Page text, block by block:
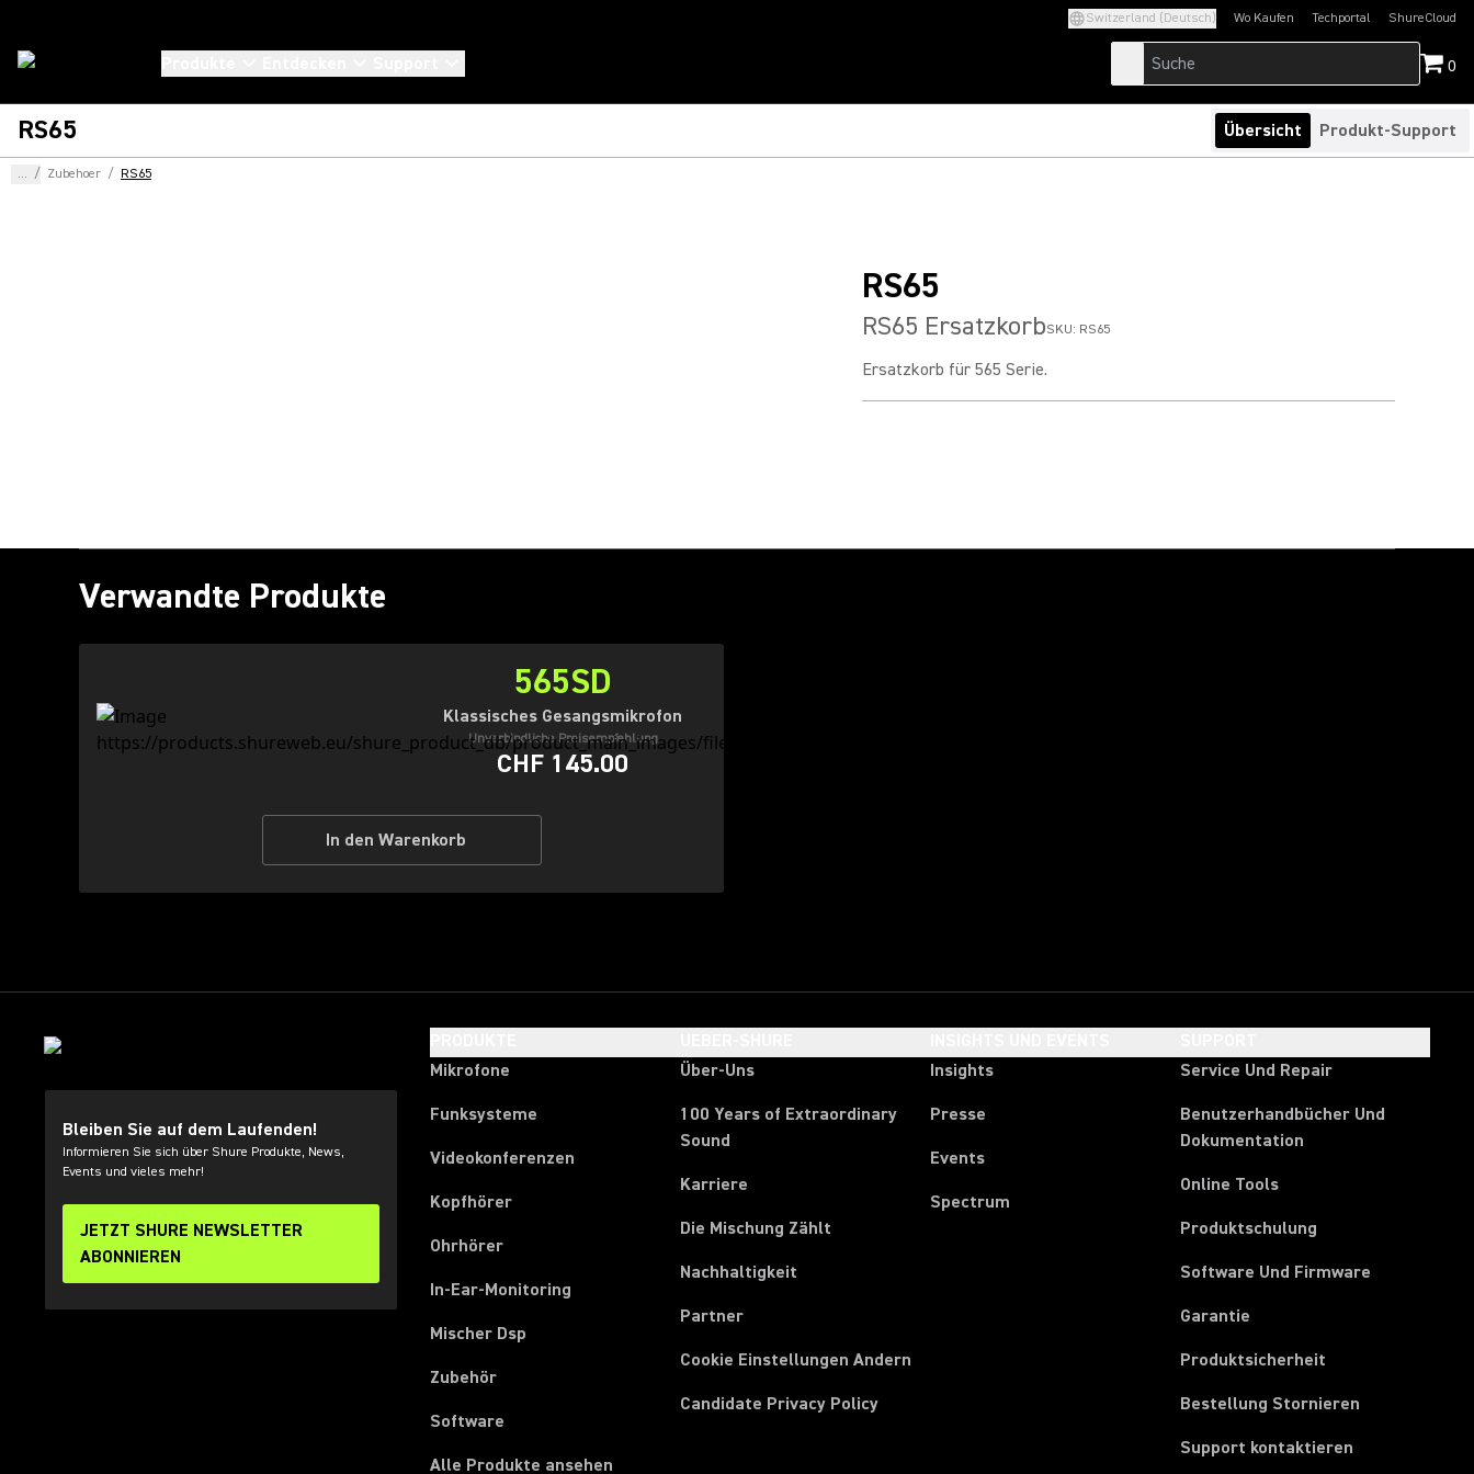
Switzerland (Deutsch) Wo Kaufen Techportal
(Opens in a new tab)ShureCloud
(Opens in a new
0
RS65 Übersicht Produkt-Support
... / Zubehoer / RS65
RS65
RS65 ErsatzkorbSKU: RS65
Ersatzkorb für 565 Serie.
Verwandte Produkte
565SD
Klassisches Gesangsmikrofon
Unverbindliche Preisempfehlung
CHF 145.00
In den Warenkorb
Bleiben Sie auf dem Laufenden!
Informieren Sie sich über Shure Produkte, News,
Events und vieles mehr!
JETZT SHURE NEWSLETTER
ABONNIEREN
Mikrofone
Funksysteme
Videokonferenzen
Kopfhörer
Ohrhörer
In-Ear-Monitoring
Mischer Dsp
Zubehör
Software
Alle Produkte ansehen
Über-Uns
100 Years of Extraordinary
Sound
Karriere
Die Mischung Zählt
Nachhaltigkeit
Partner
Cookie Einstellungen Andern
Candidate Privacy Policy
Insights
Presse
Events
Spectrum
Service Und Repair
Benutzerhandbücher Und
Dokumentation
Online Tools
Produktschulung
Software Und Firmware
Garantie
Produktsicherheit
Bestellung Stornieren
Support kontaktieren